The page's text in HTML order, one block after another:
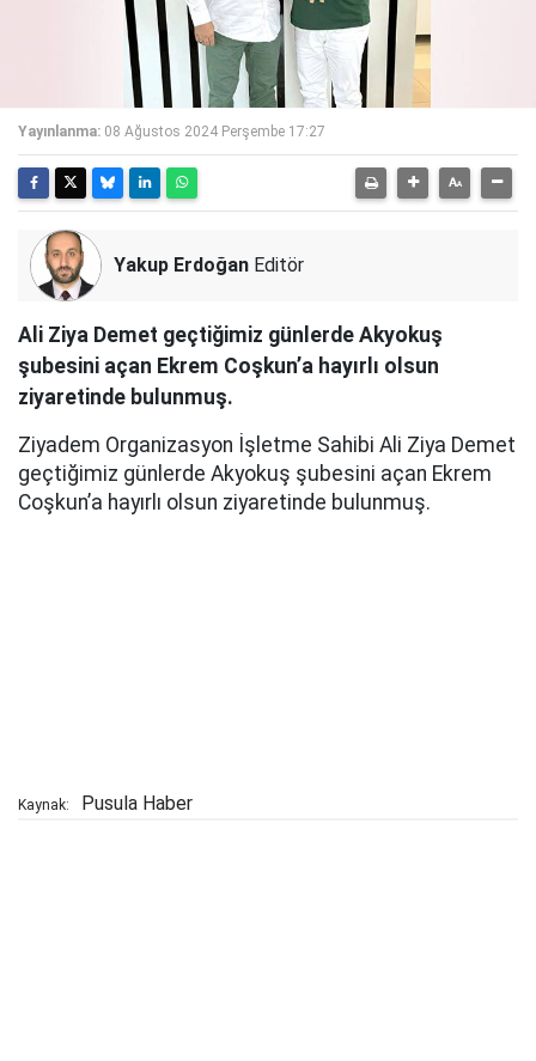
Yayınlanma: 08 Ağustos 2024 Perşembe 17:27
Yakup Erdoğan Editör
Ali Ziya Demet geçtiğimiz günlerde Akyokuş
şubesini açan Ekrem Coşkun’a hayırlı olsun
ziyaretinde bulunmuş.
Ziyadem Organizasyon İşletme Sahibi Ali Ziya Demet
geçtiğimiz günlerde Akyokuş şubesini açan Ekrem
Coşkun’a hayırlı olsun ziyaretinde bulunmuş.
Kaynak: Pusula Haber